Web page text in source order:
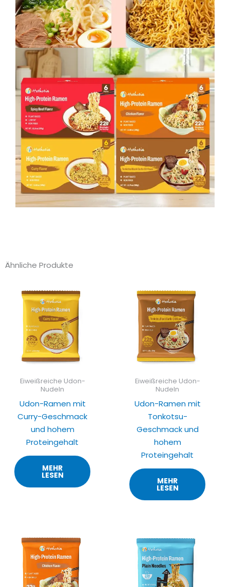
Ähnliche Produkte
Eiweißreiche Udon-
Nudeln
Udon-Ramen mit
Curry-Geschmack
und hohem
Proteingehalt
MEHR
LESEN
Eiweißreiche Udon-
Nudeln
Udon-Ramen mit
Tonkotsu-
Geschmack und
hohem
Proteingehalt
MEHR
LESEN